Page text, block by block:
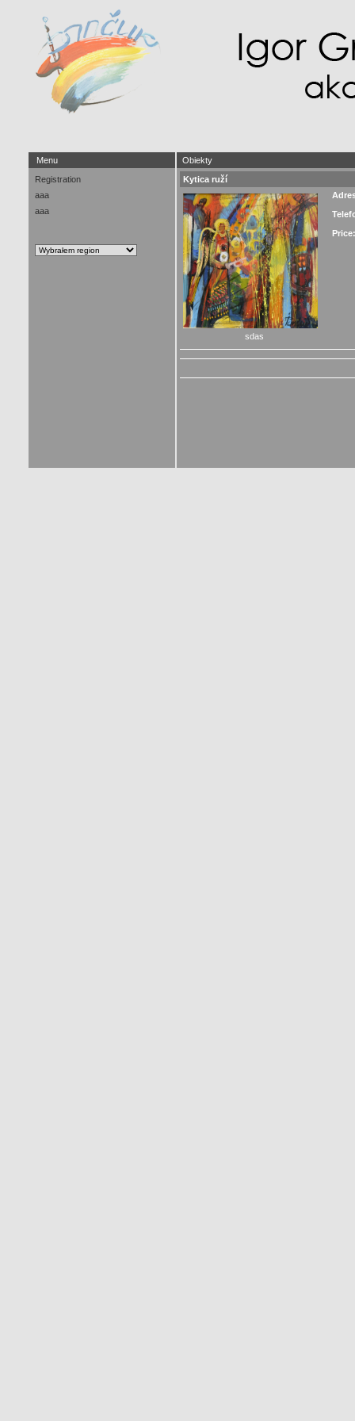
Menu
Registration
aaa
aaa
Obiekty
Kytica ruží
sdas
Price: